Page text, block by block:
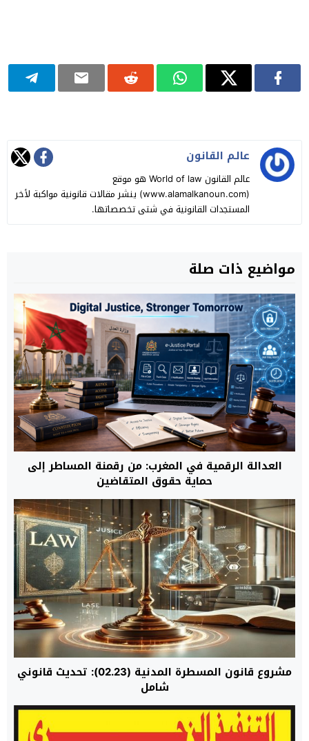
عالـم القانون
عالم القانون World of law هو موقع
(www.alamalkanoun.com) ينشر مقالات قانونية مواكبة لأخر
المستجدات القانونية في شتى تخصصاتها.
مواضيع ذات صلة
العدالة الرقمية في المغرب: من رقمنة المساطر إلى
حماية حقوق المتقاضين
مشروع قانون المسطرة المدنية (02.23): تحديث قانوني
شامل